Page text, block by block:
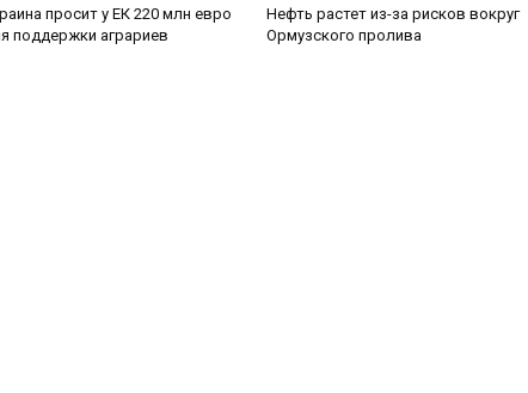
просит у ЕК 220 млн евро
поддержки аграриев
Нефть растет из-за рисков вокруг
Ормузского пролива